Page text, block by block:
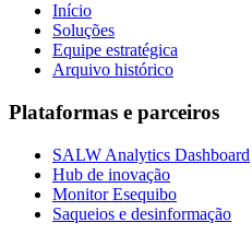
Início
Soluções
Equipe estratégica
Arquivo histórico
Plataformas e parceiros
SALW Analytics Dashboard
Hub de inovação
Monitor Esequibo
Saqueios e desinformação